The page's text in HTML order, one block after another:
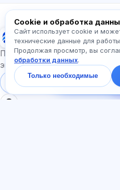
Exalify
Подготовка к международным
экзаменам
Войти
Регистрация
Cookie и обработка
Сайт использует cookie и
технические данные для
Продолжая просмотр, вы
обработки данных.
Только необходимые